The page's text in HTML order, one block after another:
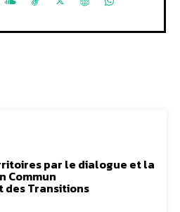
par le dialogue et la
Commun
des Transitions